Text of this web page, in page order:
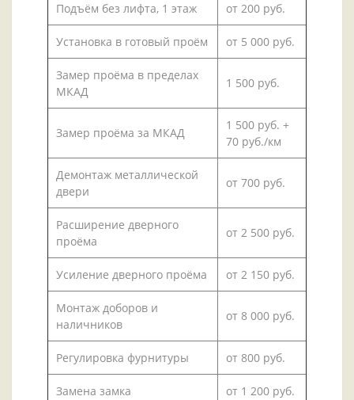
Подъём без лифта, 1 этаж от 200 руб.
Установка в готовый проём от 5 000 руб.
Замер проёма в пределах
МКАД
1 500 руб.
Замер проёма за МКАД
1 500 руб. +
70 руб./км
Демонтаж металлической
двери
от 700 руб.
Расширение дверного
проёма
от 2 500 руб.
Усиление дверного проёма от 2 150 руб.
Монтаж доборов и
наличников
от 8 000 руб.
Регулировка фурнитуры от 800 руб.
Замена замка от 1 200 руб.